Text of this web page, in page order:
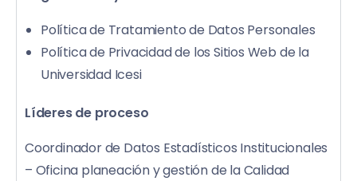
Política de Tratamiento de Datos Personales
Política de Privacidad de los Sitios Web de la
Universidad Icesi
Líderes de proceso
Coordinador de Datos Estadísticos Institucionales
– Oficina planeación y gestión de la Calidad